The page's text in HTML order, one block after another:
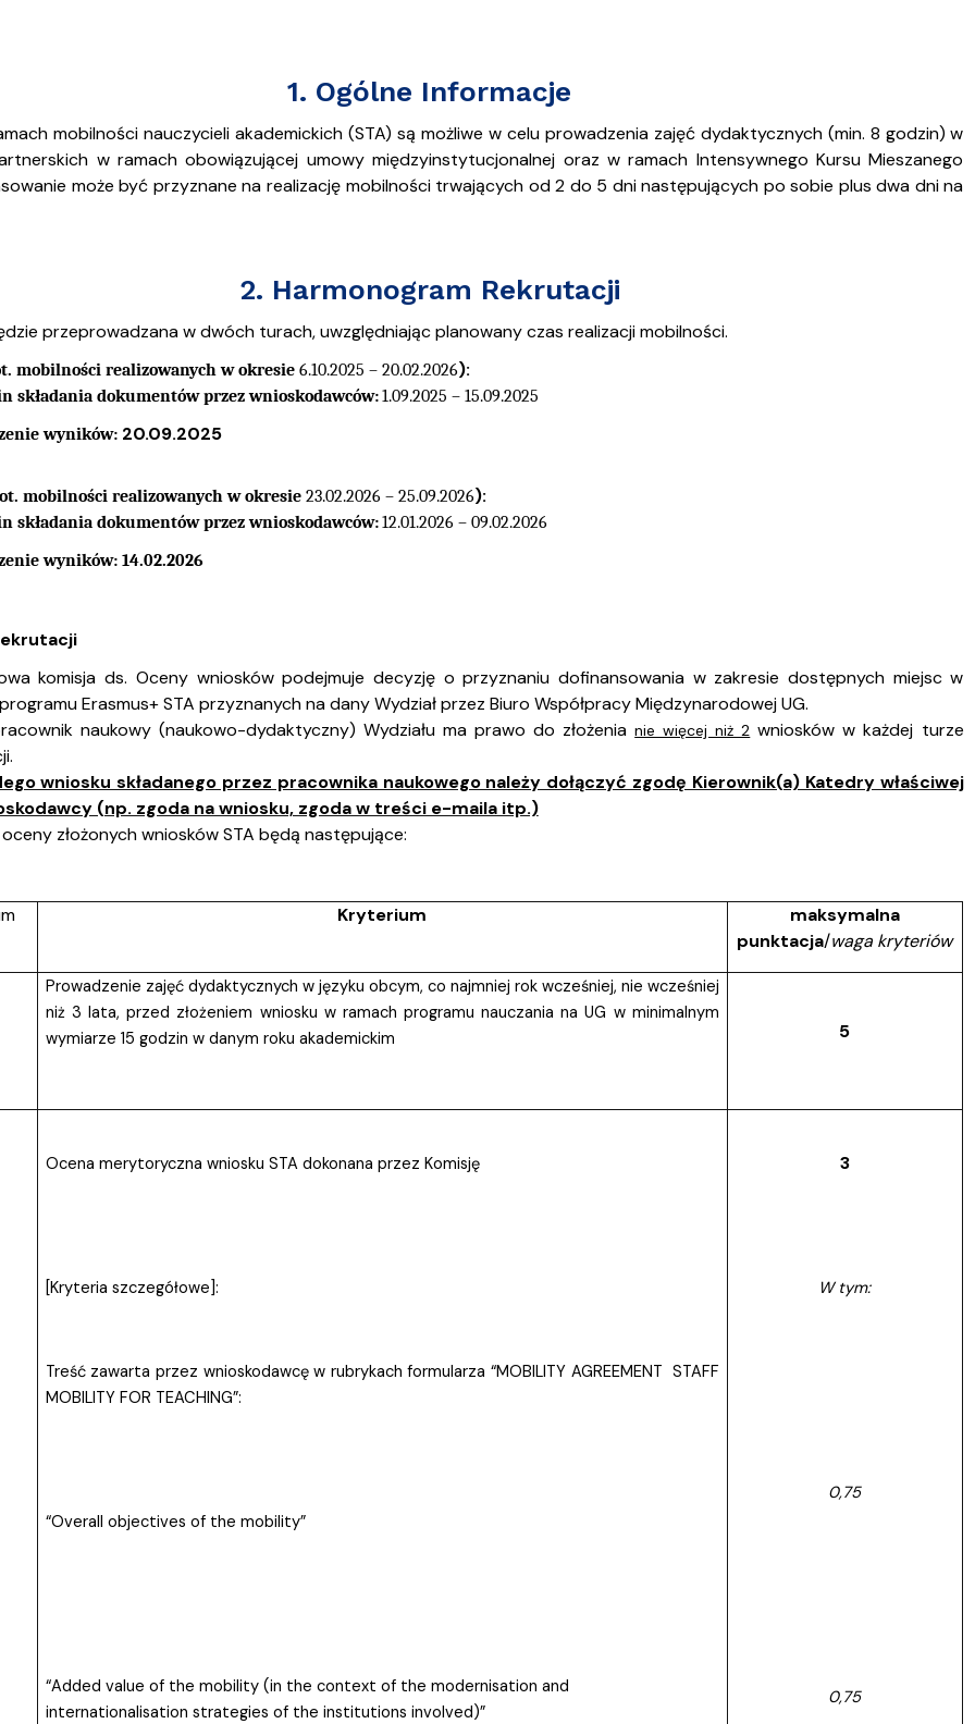
1. Ogólne Informacje
mobilności nauczycieli akademickich (STA) są możliwe w celu prowadzenia zajęć dydaktycznych (min. 8 godzin) w
w ramach obowiązującej umowy międzyinstytucjonalnej oraz w ramach Intensywnego Kursu Mieszanego
może być przyznane na realizację mobilności trwających od 2 do 5 dni następujących po sobie plus dwa dni na
2. Harmonogram Rekrutacji
przeprowadzana w dwóch turach, uwzględniając planowany czas realizacji mobilności.
mobilności realizowanych w okresie 6.10.2025 – 20.02.2026):
składania dokumentów przez wnioskodawców:1.09.2025 – 15.09.2025
wyników: 20.09.2025
mobilności realizowanych w okresie 23.02.2026 – 25.09.2026):
składania dokumentów przez wnioskodawców:12.01.2026 – 09.02.2026
wyników: 14.02.2026
komisja ds. Oceny wniosków podejmuje decyzję o przyznaniu dofinansowania w zakresie dostępnych miejsc w
Erasmus+ STA przyznanych na dany Wydział przez Biuro Współpracy Międzynarodowej UG.
naukowy (naukowo-dydaktyczny) Wydziału ma prawo do złożenianie więcej niż 2 wniosków w każdej turze
wniosku składanego przez pracownika naukowego należy dołączyć zgodę Kierownik(a) Katedry właściwej
(np. zgoda na wniosku, zgoda w treści e-maila itp.)
złożonych wniosków STA będą następujące:
Kryterium
maksymalna
punktacja/waga kryteriów
Prowadzenie zajęć dydaktycznych w języku obcym, co najmniej rok wcześniej, nie wcześniej
niż 3 lata, przed złożeniem wniosku w ramach programu nauczania na UG w minimalnym
wymiarze 15 godzin w danym roku akademickim
5
Ocena merytoryczna wniosku STA dokonana przez Komisję
[Kryteria szczegółowe]:
Treść zawarta przez wnioskodawcę w rubrykach formularza “MOBILITY AGREEMENT STAFF
MOBILITY FOR TEACHING”:
“Overall objectives of the mobility”
“Added value of the mobility (in the context of the modernisation and
internationalisation strategies of the institutions involved)”
3
W tym:
0,75
0,75